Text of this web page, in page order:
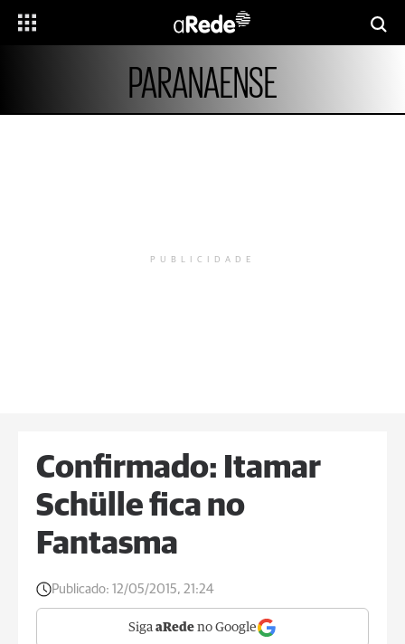
PARANAENSE
PUBLICIDADE
Confirmado: Itamar
Schülle fica no
Fantasma
Publicado: 12/05/2015, 21:24
Siga aRede no Google